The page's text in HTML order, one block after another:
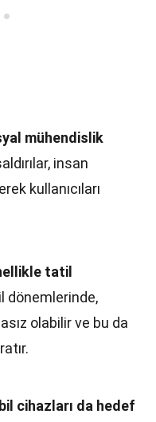
mühendislik
insan
kullanıcıları
tatil
dönemlerinde,
olabilir ve bu da
cihazları da hedef